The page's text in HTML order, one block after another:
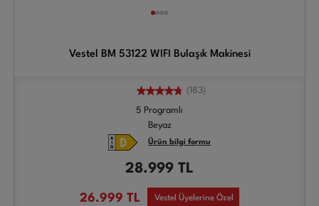
Vestel BM 53122 WIFI Bulaşık Makinesi
(183)
5 Programlı
Beyaz
Ürün bilgi formu
28.999 TL
26.999 TL Vestel Üyelerine Özel